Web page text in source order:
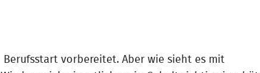
vorbereitet. Aber wie sieht es mit